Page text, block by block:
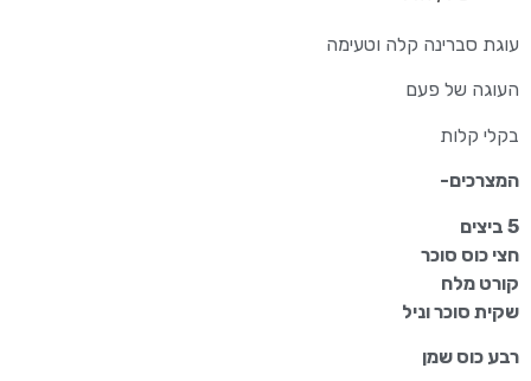
עוגת סברינה קלה וטעימה
העוגה של פעם
בקלי קלות
המצרכים-
5 ביצים
חצי כוס סוכר
קורט מלח
שקית סוכר וניל
רבע כוס שמן